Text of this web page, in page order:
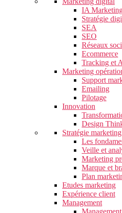
IA
Stratégie
SEA
SEO
Réseaux
Ecommerce
Tracking et
Marketing
Support
Emailing
Pilotage
Innovation
Design
Stratégie marketing
Les
Veille et
Marketing
Marque et
Plan
Etudes marketing
Expérience client
Management